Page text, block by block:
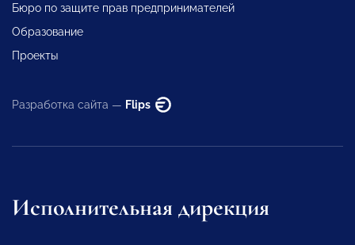
Бюро по защите прав предпринимателей
Образование
Проекты
Разработка сайта — Flips
Исполнительная дирекция